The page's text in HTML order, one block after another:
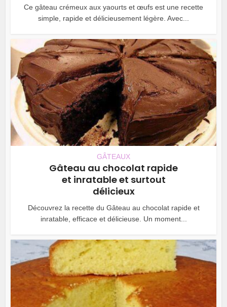
Ce gâteau crémeux aux yaourts et œufs est une recette
simple, rapide et délicieusement légère. Avec...
GÂTEAUX
Gâteau au chocolat rapide
et inratable et surtout
délicieux
Découvrez la recette du Gâteau au chocolat rapide et
inratable, efficace et délicieuse. Un moment...